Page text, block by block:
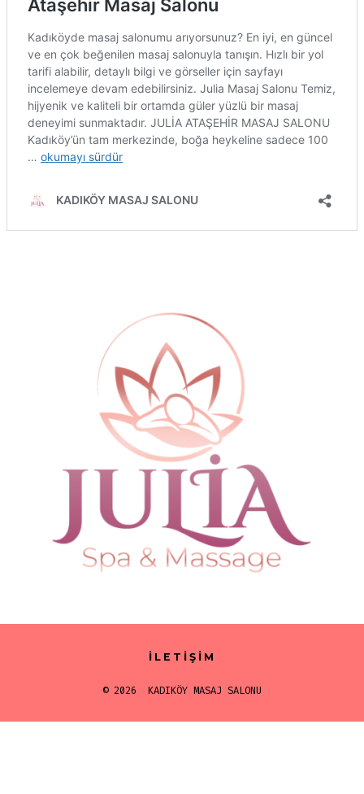
İLETIŞIM
© 2026 KADIKÖY MASAJ SALONU